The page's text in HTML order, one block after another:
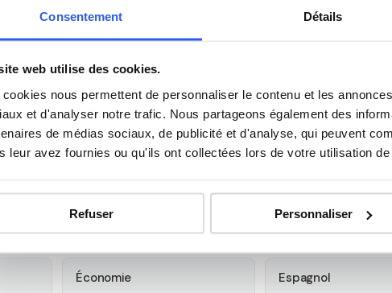
Consentement Détails
web utilise des cookies.
cookies nous permettent de personnaliser le contenu et les
et d'analyser notre trafic. Nous partageons également des
de médias sociaux, de publicité et d'analyse, qui peuvent
leur avez fournies ou qu'ils ont collectées lors de votre utilisation de
Refuser Personnaliser
Les Eaux Claires se situe au 1 rue des Eaux Claires, à Grenoble
certifié intervient à Grenoble et dans les villes proches. Tous ouvrent
les cours à domicile.
pour les élèves du Lycée général
Eaux Claires
Économie Espagnol